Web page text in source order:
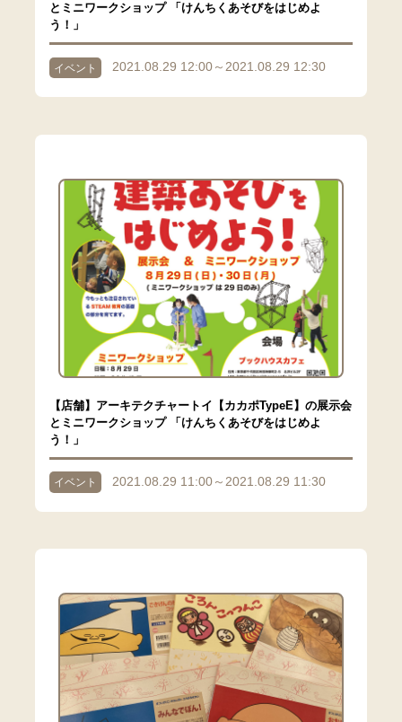
とミニワークショップ 「けんちくあそびをはじめよ
う！」
イベント 2021.08.29 12:00～2021.08.29 12:30
【店舗】アーキテクチャートイ【カカポTypeE】の展示会
とミニワークショップ 「けんちくあそびをはじめよ
う！」
イベント 2021.08.29 11:00～2021.08.29 11:30